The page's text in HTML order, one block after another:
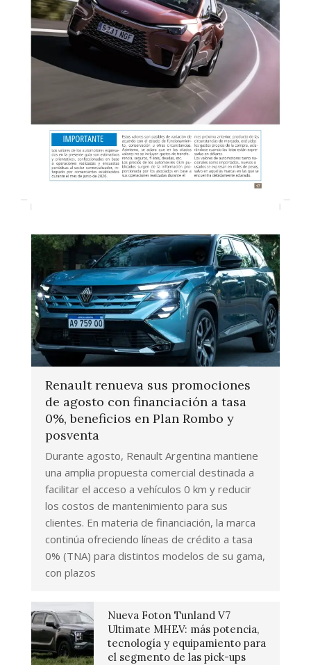
Renault renueva sus promociones
de agosto con financiación a tasa
0%, beneficios en Plan Rombo y
posventa
Durante agosto, Renault Argentina mantiene
una amplia propuesta comercial destinada a
facilitar el acceso a vehículos 0 km y reducir
los costos de mantenimiento para sus
clientes. En materia de financiación, la marca
continúa ofreciendo líneas de crédito a tasa
0% (TNA) para distintos modelos de su gama,
con plazos
Nueva Foton Tunland V7
Ultimate MHEV: más potencia,
tecnología y equipamiento para
el segmento de las pick-ups